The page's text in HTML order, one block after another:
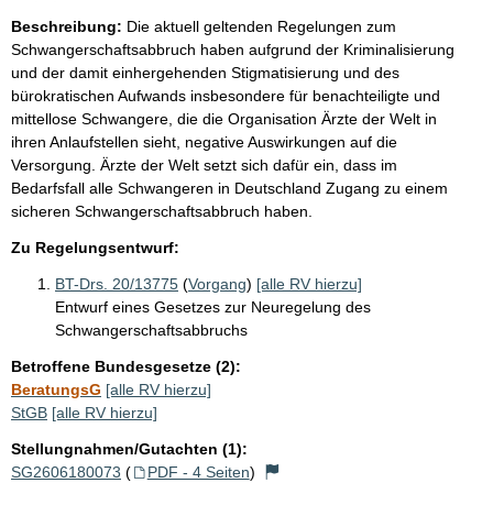
e
p
r
o
S
e
t
Beschreibung: Die aktuell geltenden Regelungen zum
Schwangerschaftsabbruch haben aufgrund der Kriminalisierung
und der damit einhergehenden Stigmatisierung und des
bürokratischen Aufwands insbesondere für benachteiligte und
mittellose Schwangere, die die Organisation Ärzte der Welt in
ihren Anlaufstellen sieht, negative Auswirkungen auf die
Versorgung. Ärzte der Welt setzt sich dafür ein, dass im
Bedarfsfall alle Schwangeren in Deutschland Zugang zu einem
sicheren Schwangerschaftsabbruch haben.
Zu Regelungsentwurf:
BT-Drs. 20/13775 (Vorgang) [alle RV hierzu]
Entwurf eines Gesetzes zur Neuregelung des
Schwangerschaftsabbruchs
Betroffene Bundesgesetze (2):
BeratungsG [alle RV hierzu]
StGB [alle RV hierzu]
Stellungnahmen/Gutachten (1):
SG2606180073 ( PDF - 4 Seiten)